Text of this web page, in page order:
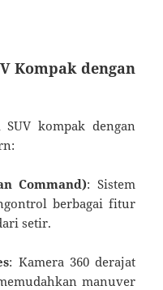
Kompak dengan
kompak dengan
Command): Sistem
berbagai fitur
setir.
: Kamera 360 derajat
manuver